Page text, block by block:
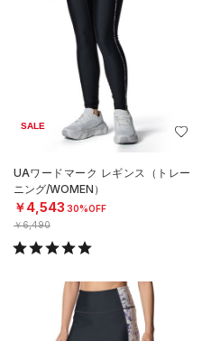
SALE
UAワードマーク レギンス（トレー
ニング/WOMEN）
￥4,543 30%OFF
￥6,490